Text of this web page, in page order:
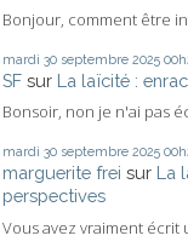
Bonjour, comment être
mardi 30 septembre 2025
SF sur La laïcité :
Bonsoir, non je n'ai pas
mardi 30 septembre 2025
marguerite frei sur La
perspectives
Vous avez vraiment écrit